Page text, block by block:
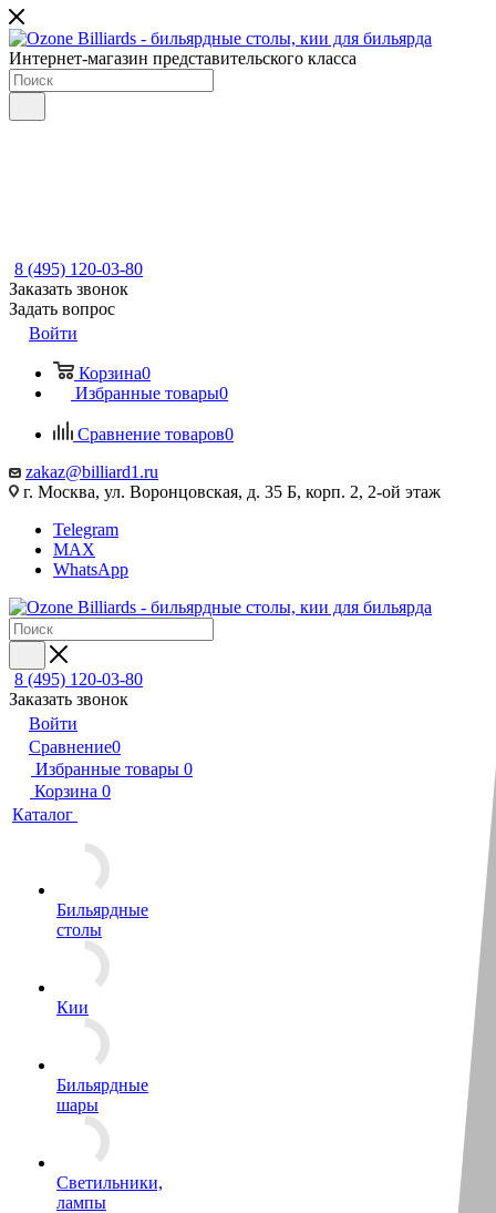
Интернет-магазин представительского класса
8 (495) 120-03-80
Заказать звонок
Задать вопрос
Войти
Корзина0
Избранные товары0
Сравнение товаров0
zakaz@billiard1.ru
г. Москва, ул. Воронцовская, д. 35 Б, корп. 2, 2-ой этаж
Telegram
MAX
WhatsApp
8 (495) 120-03-80
Заказать звонок
Войти
Сравнение0
Избранные товары 0
Корзина 0
Каталог
Бильярдные
столы
Кии
Бильярдные
шары
Светильники,
лампы